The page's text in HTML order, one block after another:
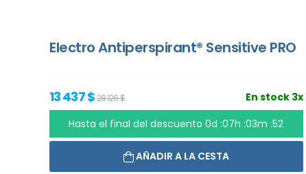
Electro Antiperspirant® Sensitive PRO
En stock 3x
13 437 $28 126 $
Hasta el final del descuento 0d :07h :03m :50
AÑADIR A LA CESTA